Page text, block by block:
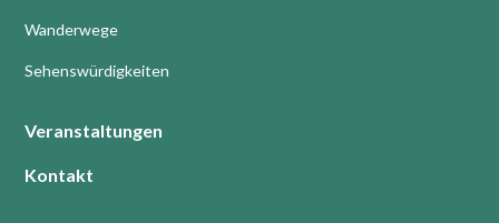
Wanderwege
Sehenswürdigkeiten
Veranstaltungen
Kontakt